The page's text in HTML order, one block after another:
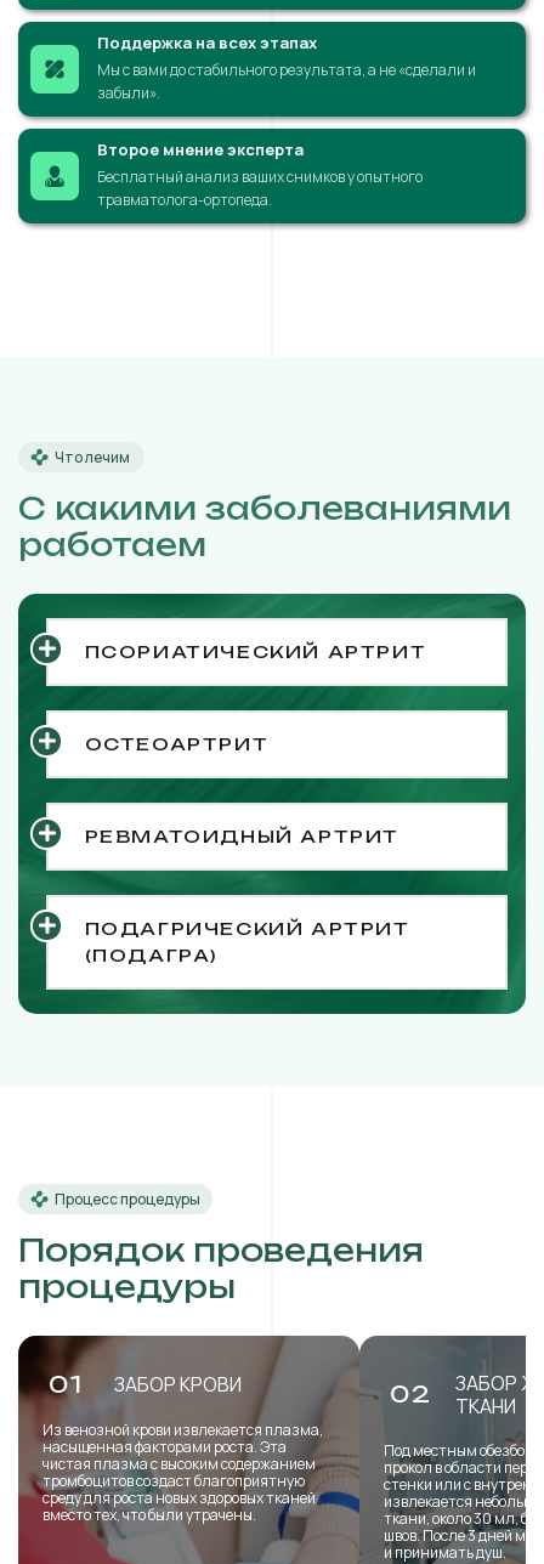
Поддержка на всех этапах
Мы с вами до стабильного результата, а не «сделали и
забыли».
Второе мнение эксперта
Бесплатный анализ ваших снимков у опытного
травматолога-ортопеда.
Что лечим
С какими заболеваниями
работаем
ПСОРИАТИЧЕСКИЙ АРТРИТ
ОСТЕОАРТРИТ
РЕВМАТОИДНЫЙ АРТРИТ
ПОДАГРИЧЕСКИЙ АРТРИТ
(ПОДАГРА)
Процесс процедуры
Порядок проведения
процедуры
01 ЗАБОР КРОВИ
Из венозной крови извлекается плазма,
насыщенная факторами роста. Эта
чистая плазма с высоким содержанием
тромбоцитов создаст благоприятную
среду для роста новых здоровых тканей
вместо тех, что были утрачены.
02
ЗАБОР
ТКАНИ
Под местным
прокол в области
стенки или с
извлекается
ткани, около 30 мл,
швов. После 3 дней
и принимать душ.